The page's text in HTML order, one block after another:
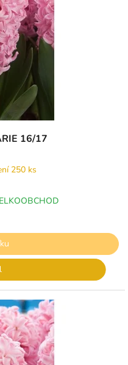
16/17
250 ks